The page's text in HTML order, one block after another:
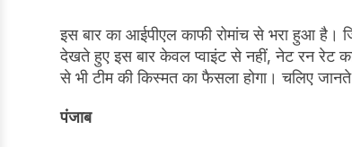
इस बार का आईपीएल काफी रोमांच से भरा हुआ
देखते हुए इस बार केवल प्वाइंट से नहीं, नेट रन
से भी टीम की किस्मत का फैसला होगा। चलिए
पंजाब